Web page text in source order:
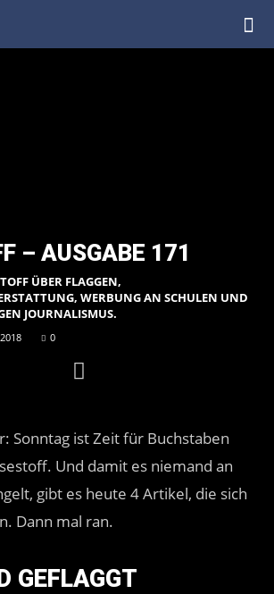
– AUSGABE 171
ÜBER FLAGGEN,
WERBUNG AN SCHULEN UND Ü
JOURNALISMUS.
0
Sonntag ist Zeit für Buchstaben
Und damit es niemand an
gibt es heute 4 Artikel, die sich
Dann mal ran.
GEFLAGGT